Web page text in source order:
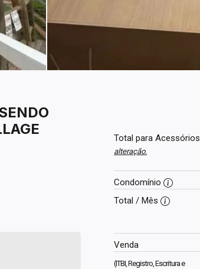
Total para Acessórios
alteração.
Condomínio
Total / Mês
Venda
(ITBI, Registro, Escritura e